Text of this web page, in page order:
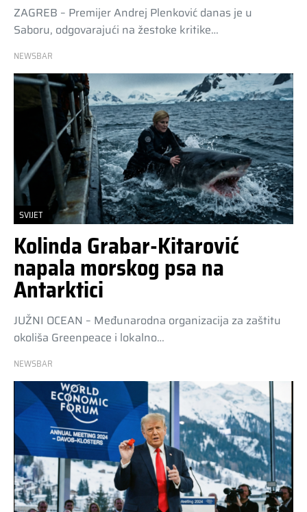
ZAGREB – Premijer Andrej Plenković danas je u
Saboru, odgovarajući na žestoke kritike…
NEWSBAR
SVIJET
Kolinda Grabar-Kitarović
napala morskog psa na
Antarktici
JUŽNI OCEAN – Međunarodna organizacija za zaštitu
okoliša Greenpeace i lokalno…
NEWSBAR